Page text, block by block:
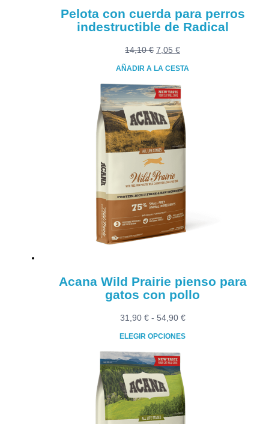
Pelota con cuerda para perros
indestructible de Radical
14,10€ El
era:
14,10 €.
7,05 €El
es:
7,05 €.
AÑADIR A LA CESTA
Acana Wild Prairie pienso para
gatos con pollo
31,90 € - 54,90 €Rango
54,90 €
ELEGIR OPCIONES
Este
producto
tiene
múltiples
variantes.
Las